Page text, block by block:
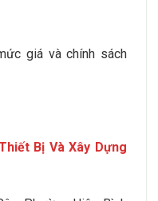
giá và chính sách
Bị Và Xây Dựng